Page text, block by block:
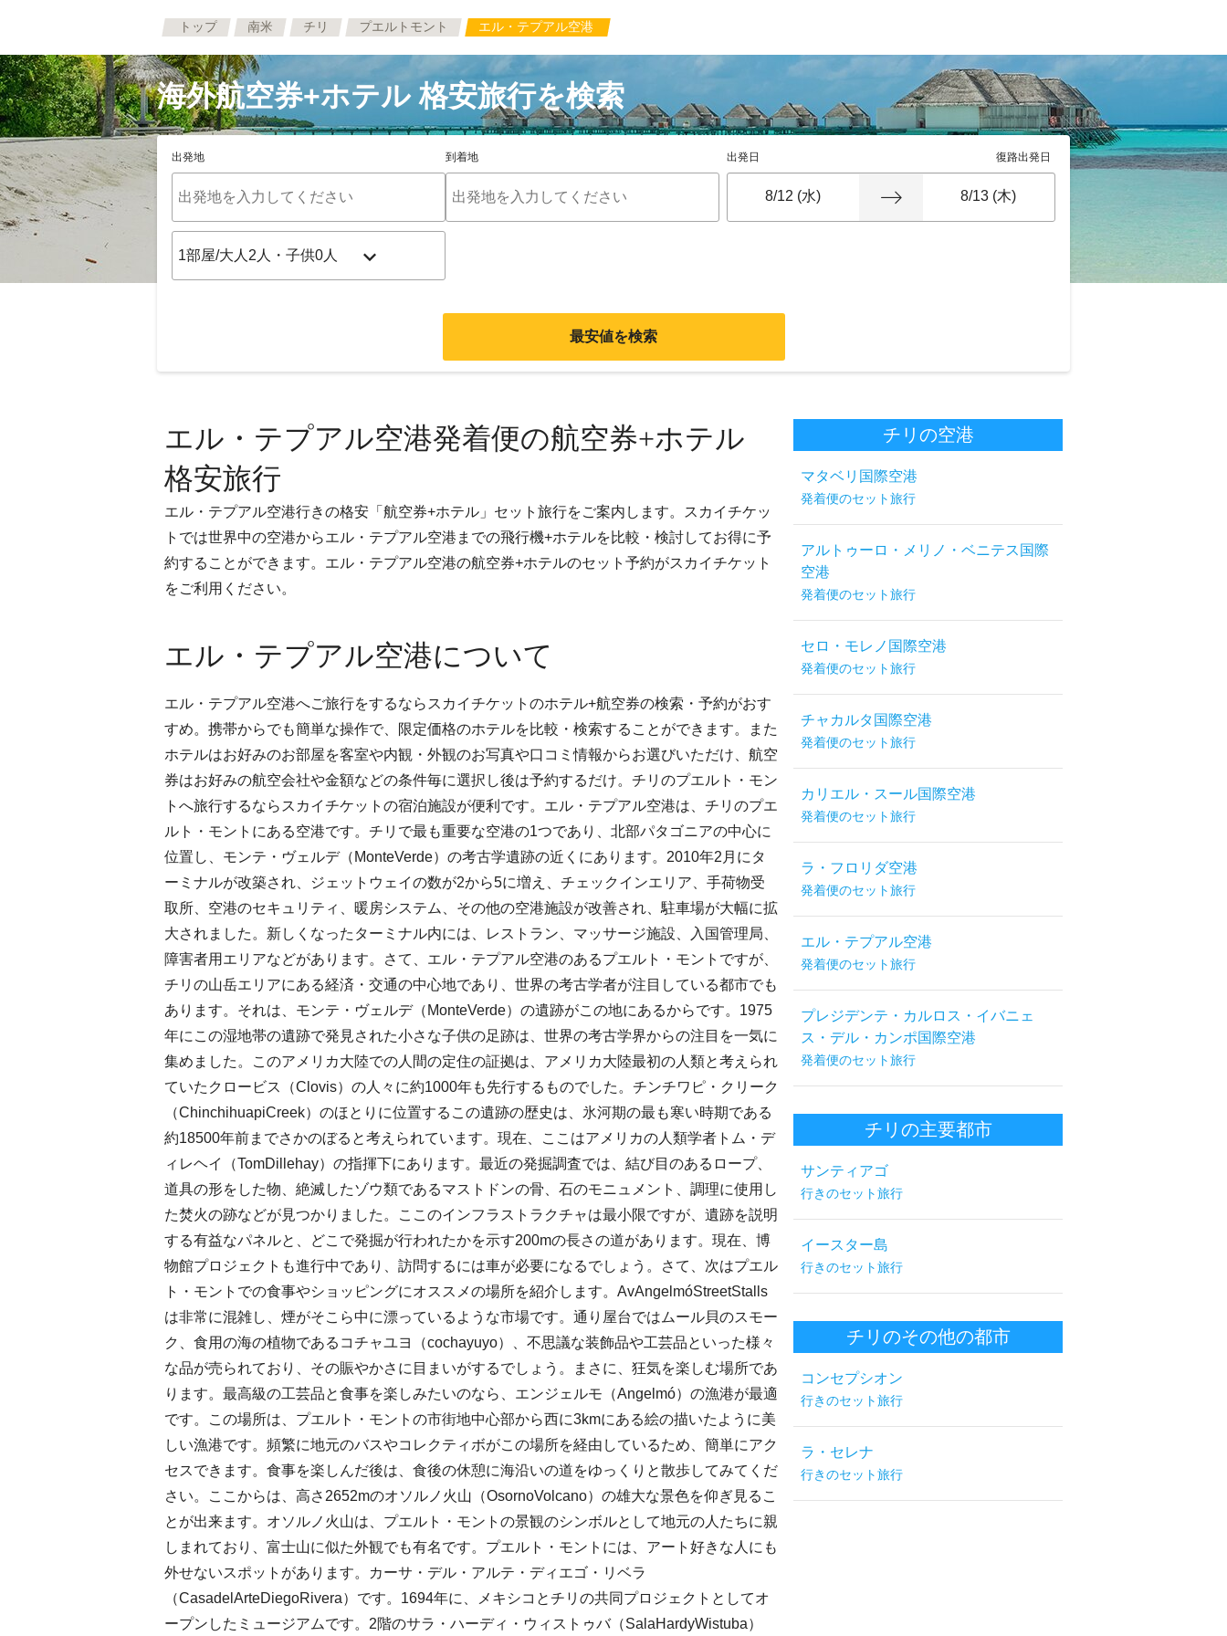
トップ 南米 チリ プエルトモント エル・テプアル空港
海外航空券+ホテル 格安旅行を検索
出発地 到着地 出発日 復路出発日
最安値を検索
エル・テプアル空港発着便の航空券+ホテル
格安旅行
エル・テプアル空港行きの格安「航空券+ホテル」セット旅行をご案内します。スカイチケッ
トでは世界中の空港からエル・テプアル空港までの飛行機+ホテルを比較・検討してお得に予
約することができます。エル・テプアル空港の航空券+ホテルのセット予約がスカイチケット
をご利用ください。
エル・テプアル空港について
エル・テプアル空港へご旅行をするならスカイチケットのホテル+航空券の検索・予約がおす
すめ。携帯からでも簡単な操作で、限定価格のホテルを比較・検索することができます。また
ホテルはお好みのお部屋を客室や内観・外観のお写真や口コミ情報からお選びいただけ、航空
券はお好みの航空会社や金額などの条件毎に選択し後は予約するだけ。チリのプエルト・モン
トへ旅行するならスカイチケットの宿泊施設が便利です。エル・テプアル空港は、チリのプエ
ルト・モントにある空港です。チリで最も重要な空港の1つであり、北部パタゴニアの中心に
位置し、モンテ・ヴェルデ（MonteVerde）の考古学遺跡の近くにあります。2010年2月にタ
ーミナルが改築され、ジェットウェイの数が2から5に増え、チェックインエリア、手荷物受
取所、空港のセキュリティ、暖房システム、その他の空港施設が改善され、駐車場が大幅に拡
大されました。新しくなったターミナル内には、レストラン、マッサージ施設、入国管理局、
障害者用エリアなどがあります。さて、エル・テプアル空港のあるプエルト・モントですが、
チリの山岳エリアにある経済・交通の中心地であり、世界の考古学者が注目している都市でも
あります。それは、モンテ・ヴェルデ（MonteVerde）の遺跡がこの地にあるからです。1975
年にこの湿地帯の遺跡で発見された小さな子供の足跡は、世界の考古学界からの注目を一気に
集めました。このアメリカ大陸での人間の定住の証拠は、アメリカ大陸最初の人類と考えられ
ていたクロービス（Clovis）の人々に約1000年も先行するものでした。チンチワピ・クリーク
（ChinchihuapiCreek）のほとりに位置するこの遺跡の歴史は、氷河期の最も寒い時期である
約18500年前までさかのぼると考えられています。現在、ここはアメリカの人類学者トム・デ
ィレヘイ（TomDillehay）の指揮下にあります。最近の発掘調査では、結び目のあるロープ、
道具の形をした物、絶滅したゾウ類であるマストドンの骨、石のモニュメント、調理に使用し
た焚火の跡などが見つかりました。ここのインフラストラクチャは最小限ですが、遺跡を説明
する有益なパネルと、どこで発掘が行われたかを示す200mの長さの道があります。現在、博
物館プロジェクトも進行中であり、訪問するには車が必要になるでしょう。さて、次はプエル
ト・モントでの食事やショッピングにオススメの場所を紹介します。AvAngelmóStreetStalls
は非常に混雑し、煙がそこら中に漂っているような市場です。通り屋台ではムール貝のスモー
ク、食用の海の植物であるコチャユヨ（cochayuyo）、不思議な装飾品や工芸品といった様々
な品が売られており、その賑やかさに目まいがするでしょう。まさに、狂気を楽しむ場所であ
ります。最高級の工芸品と食事を楽しみたいのなら、エンジェルモ（Angelmó）の漁港が最適
です。この場所は、プエルト・モントの市街地中心部から西に3kmにある絵の描いたように美
しい漁港です。頻繁に地元のバスやコレクティボがこの場所を経由しているため、簡単にアク
セスできます。食事を楽しんだ後は、食後の休憩に海沿いの道をゆっくりと散歩してみてくだ
さい。ここからは、高さ2652mのオソルノ火山（OsornoVolcano）の雄大な景色を仰ぎ見るこ
とが出来ます。オソルノ火山は、プエルト・モントの景観のシンボルとして地元の人たちに親
しまれており、富士山に似た外観でも有名です。プエルト・モントには、アート好きな人にも
外せないスポットがあります。カーサ・デル・アルテ・ディエゴ・リベラ
（CasadelArteDiegoRivera）です。1694年に、メキシコとチリの共同プロジェクトとしてオ
ープンしたミュージアムです。2階のサラ・ハーディ・ウィストゥバ（SalaHardyWistuba）
チリの空港
マタベリ国際空港
発着便のセット旅行
アルトゥーロ・メリノ・ベニテス国際
空港
発着便のセット旅行
セロ・モレノ国際空港
発着便のセット旅行
チャカルタ国際空港
発着便のセット旅行
カリエル・スール国際空港
発着便のセット旅行
ラ・フロリダ空港
発着便のセット旅行
エル・テプアル空港
発着便のセット旅行
プレジデンテ・カルロス・イバニェ
ス・デル・カンポ国際空港
発着便のセット旅行
チリの主要都市
サンティアゴ
行きのセット旅行
イースター島
行きのセット旅行
チリのその他の都市
コンセプシオン
行きのセット旅行
ラ・セレナ
行きのセット旅行